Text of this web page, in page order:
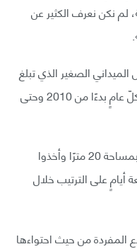
لم نكن نعرف الكثير عن
الصغير الذي تبلغ
مساحته كيلومترين مربعين في إل كوبي كلّ عامٍ بدءًا من 2010 وحتى
وقاموا بتقسيم الحقل إلى مواقعٍ أصغر بمساحة 20 مترًا وأخذوا
على الترتيب خلال
المفردة من حيث احتواءها